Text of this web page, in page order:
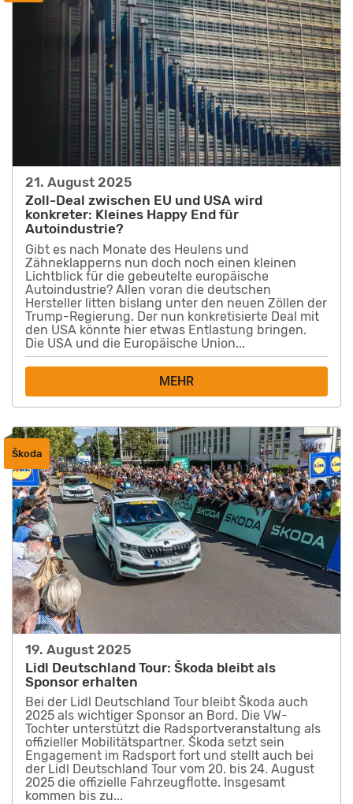
21. August 2025
Zoll-Deal zwischen EU und USA wird
konkreter: Kleines Happy End für
Autoindustrie?
Gibt es nach Monate des Heulens und
Zähneklapperns nun doch noch einen kleinen
Lichtblick für die gebeutelte europäische
Autoindustrie? Allen voran die deutschen
Hersteller litten bislang unter den neuen Zöllen der
Trump-Regierung. Der nun konkretisierte Deal mit
den USA könnte hier etwas Entlastung bringen.
Die USA und die Europäische Union...
MEHR
19. August 2025
Lidl Deutschland Tour: Škoda bleibt als
Sponsor erhalten
Bei der Lidl Deutschland Tour bleibt Škoda auch
2025 als wichtiger Sponsor an Bord. Die VW-
Tochter unterstützt die Radsportveranstaltung als
offizieller Mobilitätspartner. Škoda setzt sein
Engagement im Radsport fort und stellt auch bei
der Lidl Deutschland Tour vom 20. bis 24. August
2025 die offizielle Fahrzeugflotte. Insgesamt
kommen bis zu...
Škoda